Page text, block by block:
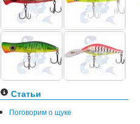
Статьи
Поговорим о щуке